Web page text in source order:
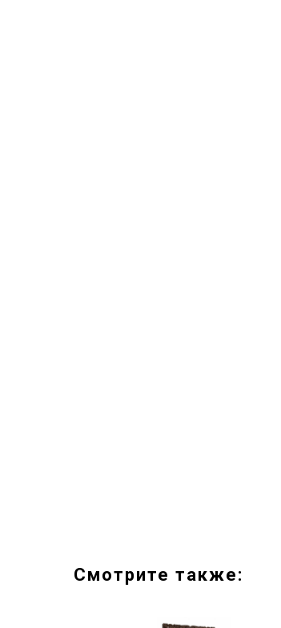
Смотрите также: